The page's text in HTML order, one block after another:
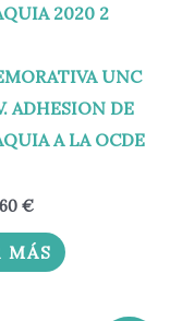
2020 2
UNC
ADHESION DE
A LA OCDE
€
MÁS